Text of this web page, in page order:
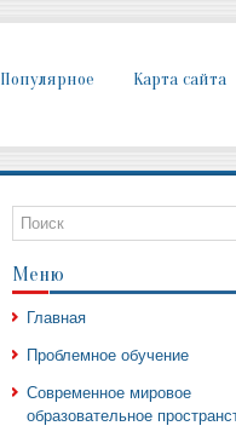
Популярное Карта сайта
Меню
Главная
Проблемное обучение
Современное мировое
образовательное